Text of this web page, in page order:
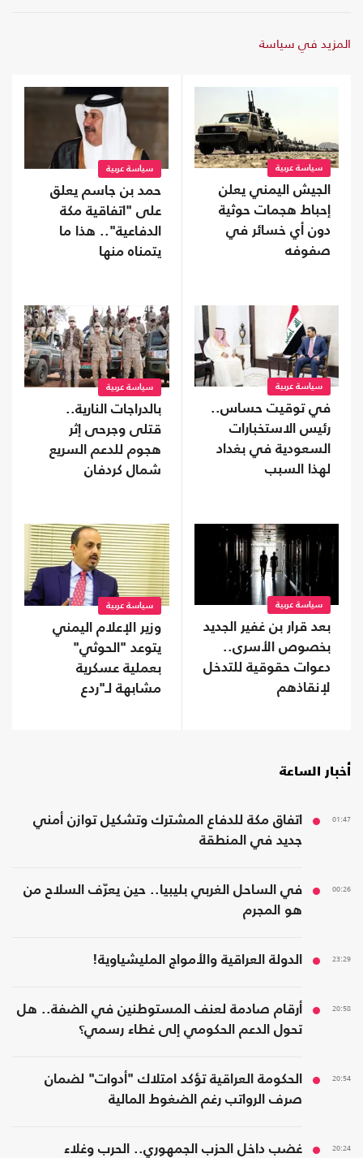
المزيد في سياسة
سياسة عربية
الجيش اليمني يعلن
إحباط هجمات حوثية
دون أي خسائر في
صفوفه
سياسة عربية
حمد بن جاسم يعلق
على "اتفاقية مكة
الدفاعية".. هذا ما
يتمناه منها
سياسة عربية
في توقيت حساس..
رئيس الاستخبارات
السعودية في بغداد
لهذا السبب
سياسة عربية
بالدراجات النارية..
قتلى وجرحى إثر
هجوم للدعم السريع
شمال كردفان
سياسة عربية
بعد قرار بن غفير الجديد
بخصوص الأسرى..
دعوات حقوقية للتدخل
لإنقاذهم
سياسة عربية
وزير الإعلام اليمني
يتوعد "الحوثي"
بعملية عسكرية
مشابهة لـ"ردع
أخبار الساعة
01:47
اتفاق مكة للدفاع المشترك وتشكيل توازن أمني
جديد في المنطقة
00:26
في الساحل الغربي بليبيا.. حين يعرّف السلاح من
هو المجرم
23:29 الدولة العراقية والأمواج المليشياوية!
20:58
أرقام صادمة لعنف المستوطنين في الضفة.. هل
تحول الدعم الحكومي إلى غطاء رسمي؟
20:54
الحكومة العراقية تؤكد امتلاك "أدوات" لضمان
صرف الرواتب رغم الضغوط المالية
20:24
غضب داخل الحزب الجمهوري.. الحرب وغلاء